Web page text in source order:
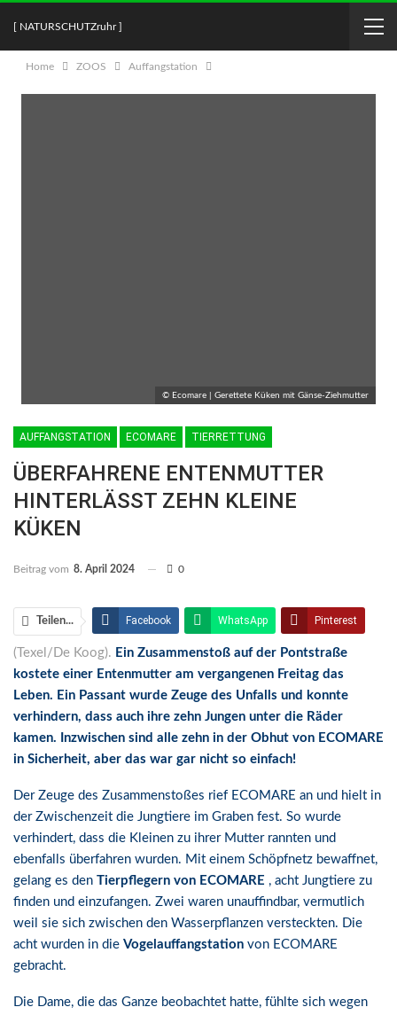
[ NATURSCHUTZruhr ]
Home ZOOS Auffangstation
© Ecomare | Gerettete Küken mit Gänse-Ziehmutter
AUFFANGSTATION ECOMARE TIERRETTUNG
ÜBERFAHRENE ENTENMUTTER
HINTERLÄSST ZEHN KLEINE
KÜKEN
Beitrag vom 8. April 2024 0
Teilen... Facebook WhatsApp Pinterest
Email Linkedin Telegram
Facebook Messenger
(Texel/De Koog). Ein Zusammenstoß auf der Pontstraße
kostete einer Entenmutter am vergangenen Freitag das
Leben. Ein Passant wurde Zeuge des Unfalls und konnte
verhindern, dass auch ihre zehn Jungen unter die Räder
kamen. Inzwischen sind alle zehn in der Obhut von ECOMARE
in Sicherheit, aber das war gar nicht so einfach!
Der Zeuge des Zusammenstoßes rief ECOMARE an und hielt in
der Zwischenzeit die Jungtiere im Graben fest. So wurde
verhindert, dass die Kleinen zu ihrer Mutter rannten und
ebenfalls überfahren wurden. Mit einem Schöpfnetz bewaffnet,
gelang es den Tierpflegern von ECOMARE , acht Jungtiere zu
finden und einzufangen. Zwei waren unauffindbar, vermutlich
weil sie sich zwischen den Wasserpflanzen versteckten. Die
acht wurden in die Vogelauffangstation von ECOMARE
gebracht.
Die Dame, die das Ganze beobachtet hatte, fühlte sich wegen